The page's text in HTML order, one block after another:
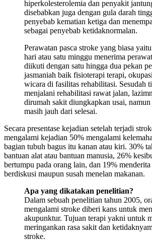
hiperkolesterolemia dan penyakit
disebabkan juga dengan gula darah
penyebab kematian ketiga dan
sebagai penyebab ketidaknormalan.
Perawatan pasca stroke yang biasa
hari atau satu minggu menerima
diikuti dengan satu hingga dua pekan
jasmaniah baik fisioterapi terapi,
wicara di fasilitas rehabilitasi. Sesudah
menjalani rehabilitasi rawat jalan,
dirumah sakit diungkapkan usai,
masih jauh dari selesai.
Secara presentase kejadian setelah terjadi
mengalami kejadian 50% mengalami
bagian tubuh bagus itu kanan atau kiri. 30%
bantuan alat atau bantuan manusia, 26%
bertumpu pada orang lain, dan 19%
berdiskusi maupun susah menelan makanan.
Apa yang dikatakan penelitian?
Dalam sebuah penelitian tahun 2005,
mengalami stroke diberi kans untuk
akupunktur. Tujuan terapi yakni untuk
meringankan rasa sakit dan
stroke.